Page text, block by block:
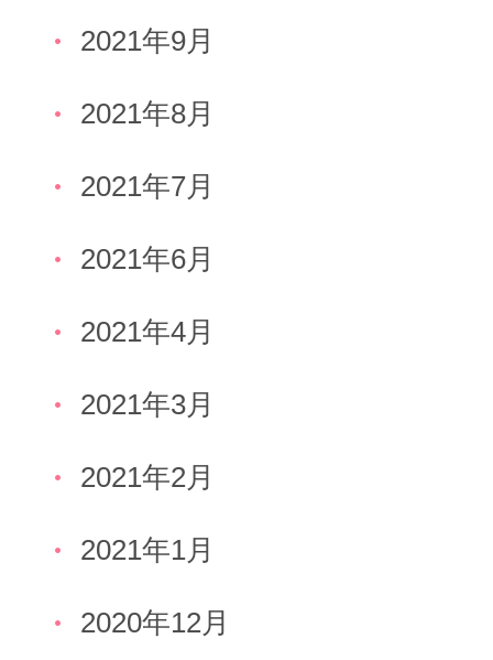
2021年9月
2021年8月
2021年7月
2021年6月
2021年4月
2021年3月
2021年2月
2021年1月
2020年12月